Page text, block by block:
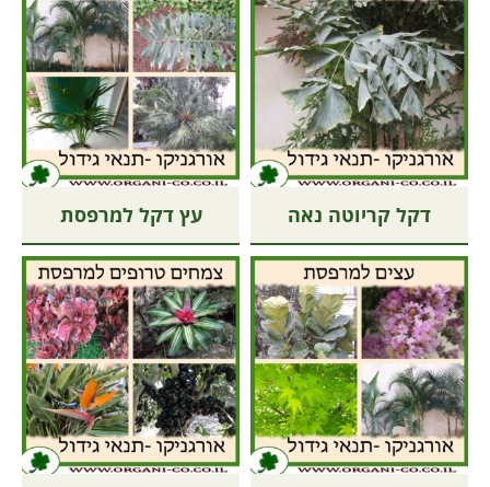
דקל קריוטה נאה עץ דקל למרפסת